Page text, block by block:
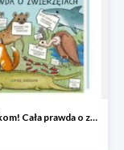
Stop plotkom! Cała prawda o zwierzętach